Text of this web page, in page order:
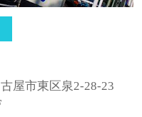
屋市東区泉2-28-23